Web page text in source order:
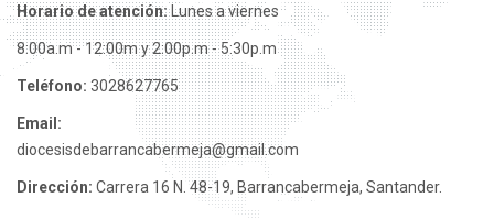
Horario de atención:Lunes a viernes
8:00a.m - 12:00m y 2:00p.m - 5:30p.m
Teléfono: 3028627765
Email:
diocesisdebarrancabermeja@gmail.com
Dirección: Carrera 16 N. 48-19, Barrancabermeja, Santander.